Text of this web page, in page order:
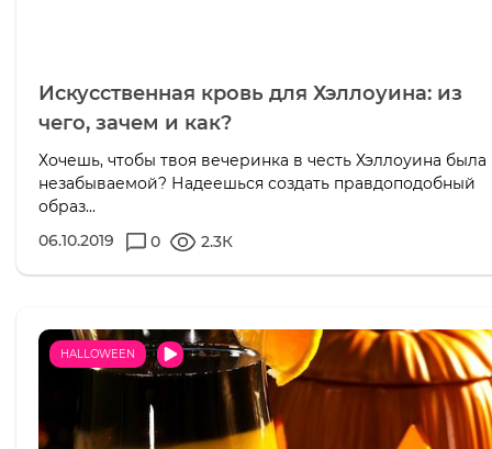
Искусственная кровь для Хэллоуина: из
чего, зачем и как?
Хочешь, чтобы твоя вечеринка в честь Хэллоуина была
незабываемой? Надеешься создать правдоподобный
образ...
06.10.2019
0 2.3К
HALLOWEEN